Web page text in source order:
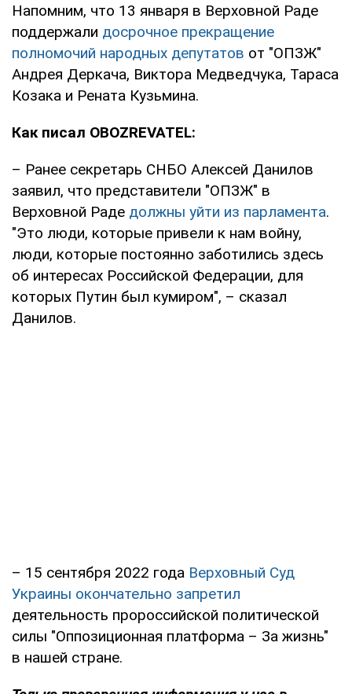
Напомним, что 13 января в Верховной Раде
поддержали досрочное прекращение
полномочий народных депутатов от "ОПЗЖ"
Андрея Деркача, Виктора Медведчука, Тараса
Козака и Рената Кузьмина.
Как писал OBOZREVATEL:
– Ранее секретарь СНБО Алексей Данилов
заявил, что представители "ОПЗЖ" в
Верховной Раде должны уйти из парламента.
"Это люди, которые привели к нам войну,
люди, которые постоянно заботились здесь
об интересах Российской Федерации, для
которых Путин был кумиром", – сказал
Данилов.
– 15 сентября 2022 года Верховный Суд
Украины окончательно запретил
деятельность пророссийской политической
силы "Оппозиционная платформа – За жизнь"
в нашей стране.